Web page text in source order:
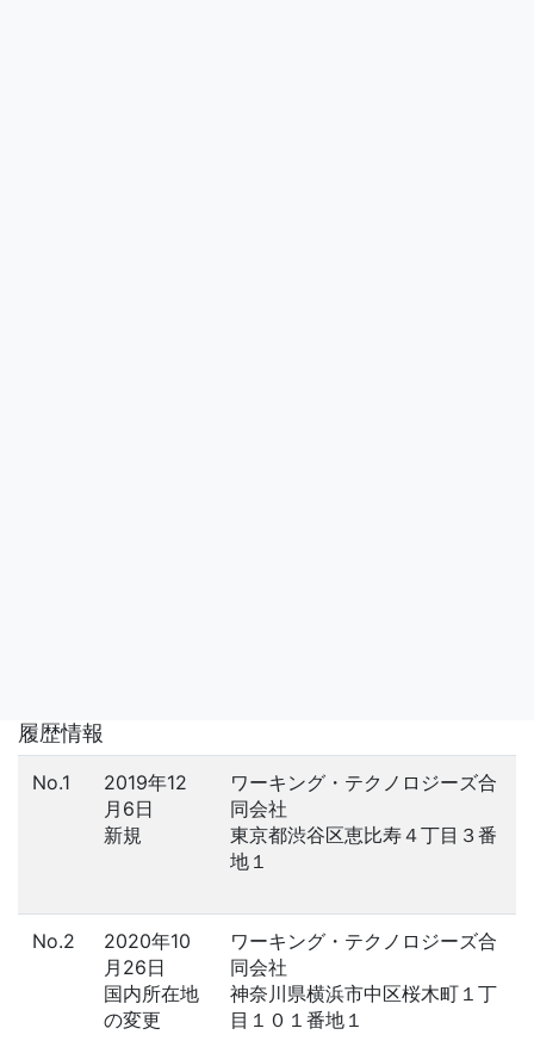
履歴情報
No.1
2019年12
月6日
新規
ワーキング・テクノロジーズ合
同会社
東京都渋谷区恵比寿４丁目３番
地１
No.2
2020年10
月26日
国内所在地
の変更
ワーキング・テクノロジーズ合
同会社
神奈川県横浜市中区桜木町１丁
目１０１番地１